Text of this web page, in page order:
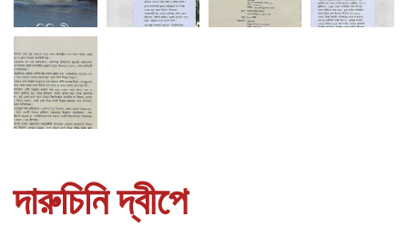
দারুচিনি দ্বীপে